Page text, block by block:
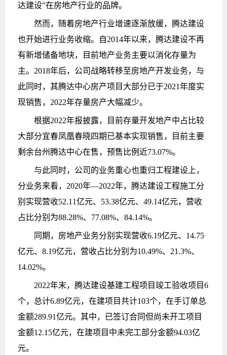
达建设”在房地产行业的品牌。
然而，随着房地产行业增速逐渐放缓，腾达建设
也开始进行业务收缩。自2014年以来，腾达建设不再
有新增储备地块，目前地产业务主要以消化存量为
主。2018年后，公司战略转移至房地产开发业务，与
此同时，其腾达中心房产项目大部分已于2021年度实
现销售，2022年存量房产大幅减少。
根据2022年报披露，目前存量开发地产中占比较
大部分宜春凤凰春晓四期已基本实现销售，目前主要
剩余台州腾达中心在售，预售比例近73.07%。
与此同时，公司的业务重心也重归工程建设上，
分业务来看，2020年—2022年，腾达建设工程施工分
别实现营收52.11亿元、53.38亿元、49.14亿元，营收
占比分别为88.28%、77.08%、84.14%。
同期，房地产业务分别实现营收6.19亿元、14.75
亿元、8.19亿元，营收占比分别为10.49%、21.3%、
14.02%。
2022年末，腾达建设基建工程项目竣工验收项目6
个，总计6.89亿元，在建项目共计103个，在手订单总
金额289.91亿元。其中，已签订合同但尚未开工项目
金额12.15亿元，在建项目中未完工部分金额94.03亿
元。